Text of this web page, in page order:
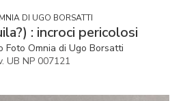
DI UGO BORSATTI
: incroci pericolosi
Foto Omnia di Ugo Borsatti
UB NP 007121